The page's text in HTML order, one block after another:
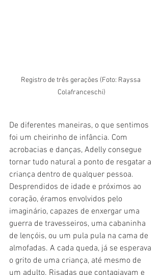
Registro de três gerações (Foto: Rayssa
Colafranceschi)
De diferentes maneiras, o que sentimos
foi um cheirinho de infância. Com
acrobacias e danças, Adelly consegue
tornar tudo natural a ponto de resgatar a
criança dentro de qualquer pessoa.
Desprendidos de idade e próximos ao
coração, éramos envolvidos pelo
imaginário, capazes de enxergar uma
guerra de travesseiros, uma cabaninha
de lençóis, ou um pula pula na cama de
almofadas. A cada queda, já se esperava
o grito de uma criança, até mesmo de
um adulto. Risadas que contagiavam e